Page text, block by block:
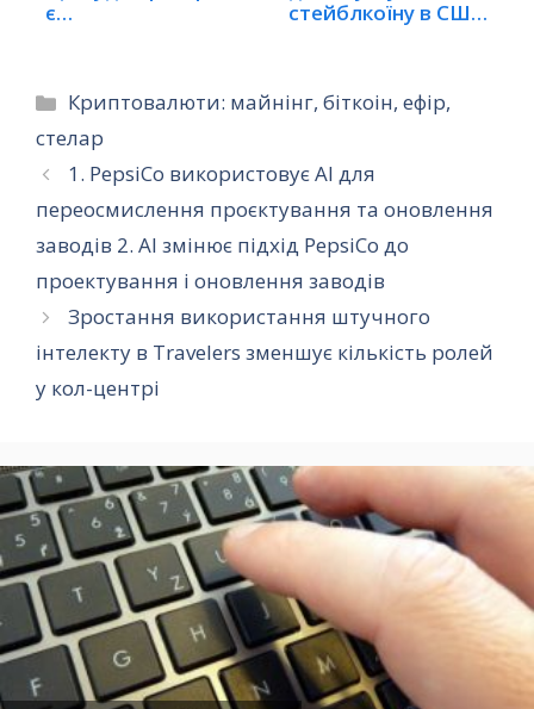
є…
стейблкоїну в США
Категорії
Криптовалюти: майнінг, біткоін, ефір,
стелар
1. PepsiCo використовує AI для
переосмислення проєктування та оновлення
заводів 2. AI змінює підхід PepsiCo до
проектування і оновлення заводів
Зростання використання штучного
інтелекту в Travelers зменшує кількість ролей
у кол-центрі